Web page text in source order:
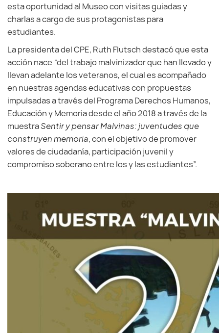
esta oportunidad al Museo con visitas guiadas y
charlas a cargo de sus protagonistas para
estudiantes.
La presidenta del CPE, Ruth Flutsch destacó que esta
acción nace “del trabajo malvinizador que han llevado y
llevan adelante los veteranos, el cual es acompañado
en nuestras agendas educativas con propuestas
impulsadas a través del Programa Derechos Humanos,
Educación y Memoria desde el año 2018 a través de la
muestraSentir y pensar Malvinas: juventudes que
construyen memoria, con el objetivo de promover
valores de ciudadanía, participación juvenil y
compromiso soberano entre los y las estudiantes”.